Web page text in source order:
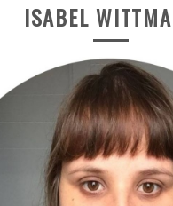
ISABEL